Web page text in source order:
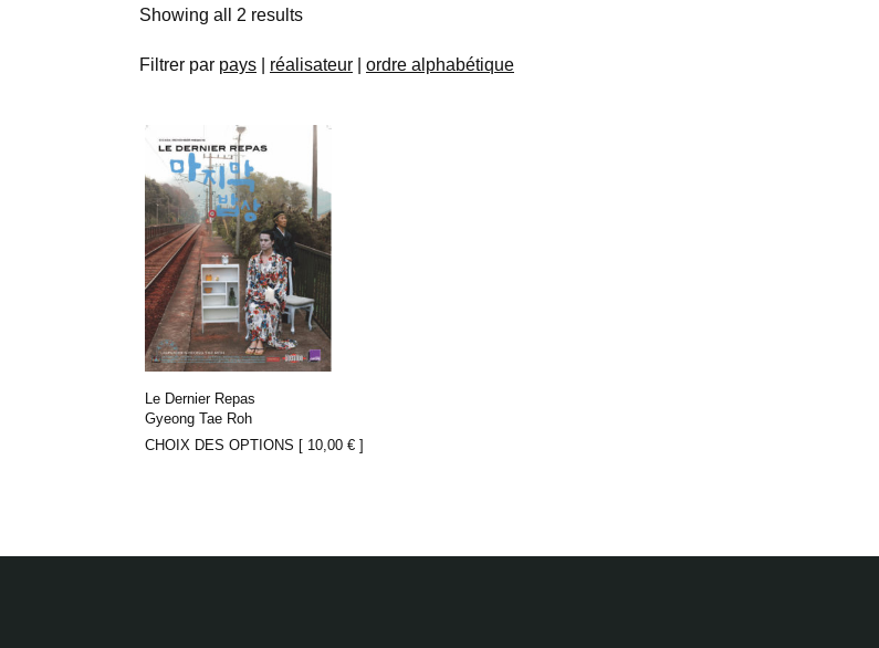
Showing all 2 results
Filtrer par pays réalisateur ordre alphabétique
Le Dernier Repas
Gyeong Tae Roh
CHOIX DES OPTIONS [ 10,00 € ]